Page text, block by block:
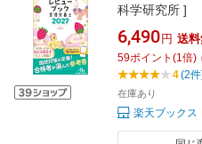
科学研究所 ]
6,490 円 送
59ポイント (1倍)
4(2
在庫あり
楽天ブックス